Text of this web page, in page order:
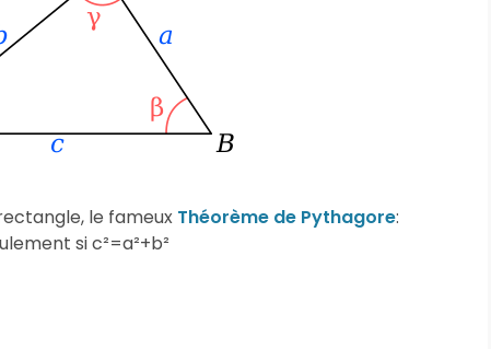
le fameux Théorème de Pythagore:
si c²=a²+b²